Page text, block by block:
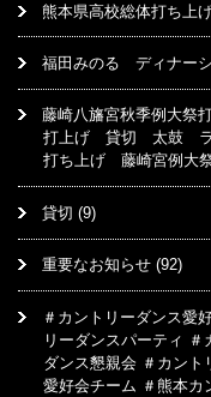
熊本県高校総体打ち上
福田みのる ディナー
藤崎八旛宮秋季例大
打上げ 貸切 太鼓
打ち上げ 藤崎宮例大
貸切 (9)
重要なお知らせ (92)
＃カントリーダンス愛
リーダンスパーティ
ダンス懇親会 ＃カント
愛好会チーム ＃熊本カ